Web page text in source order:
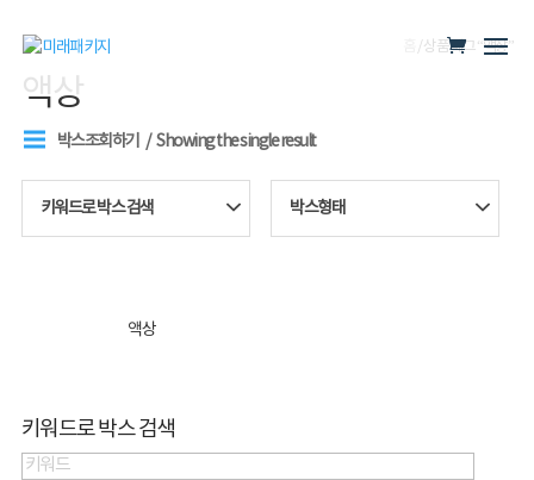
/ 상품 태그 “액상”
액상
박스조회하기 Showing the single result
키워드로 박스 검색 박스형태
액상
키워드로 박스 검색